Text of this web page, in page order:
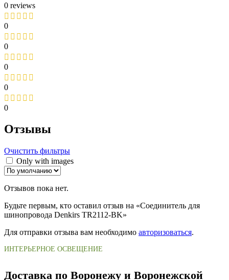
0 reviews
0
0
0
0
0
Отзывы
Очистить фильтры
Only with images
Отзывов пока нет.
Будьте первым, кто оставил отзыв на «Соединитель для
шинопровода Denkirs TR2112-BK»
Для отправки отзыва вам необходимо авторизоваться.
ИНТЕРЬЕРНОЕ ОСВЕЩЕНИЕ
Доставка по Воронежу и Воронежской